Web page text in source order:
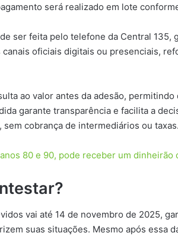
será realizado em lote
ser feita pelo telefone da Central 135,
oficiais digitais ou presenciais,
ao valor antes da adesão,
garante transparência e facilita a
cobrança de intermediários ou taxas.
80 e 90, pode receber um dinheirão
vai até 14 de novembro de 2025,
suas situações. Mesmo após essa